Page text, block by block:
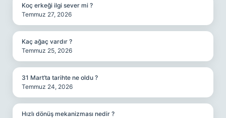
Koç erkeği ilgi sever mi ?
Temmuz 27, 2026
Kaç ağaç vardır ?
Temmuz 25, 2026
31 Mart’ta tarihte ne oldu ?
Temmuz 24, 2026
Hızlı dönüş mekanizması nedir ?